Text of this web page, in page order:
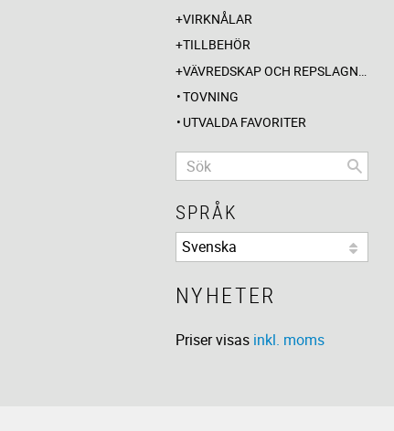
VIRKNÅLAR
TILLBEHÖR
VÄVREDSKAP OCH REPSLAGNING
TOVNING
UTVALDA FAVORITER
SPRÅK
NYHETER
Priser visas inkl. moms